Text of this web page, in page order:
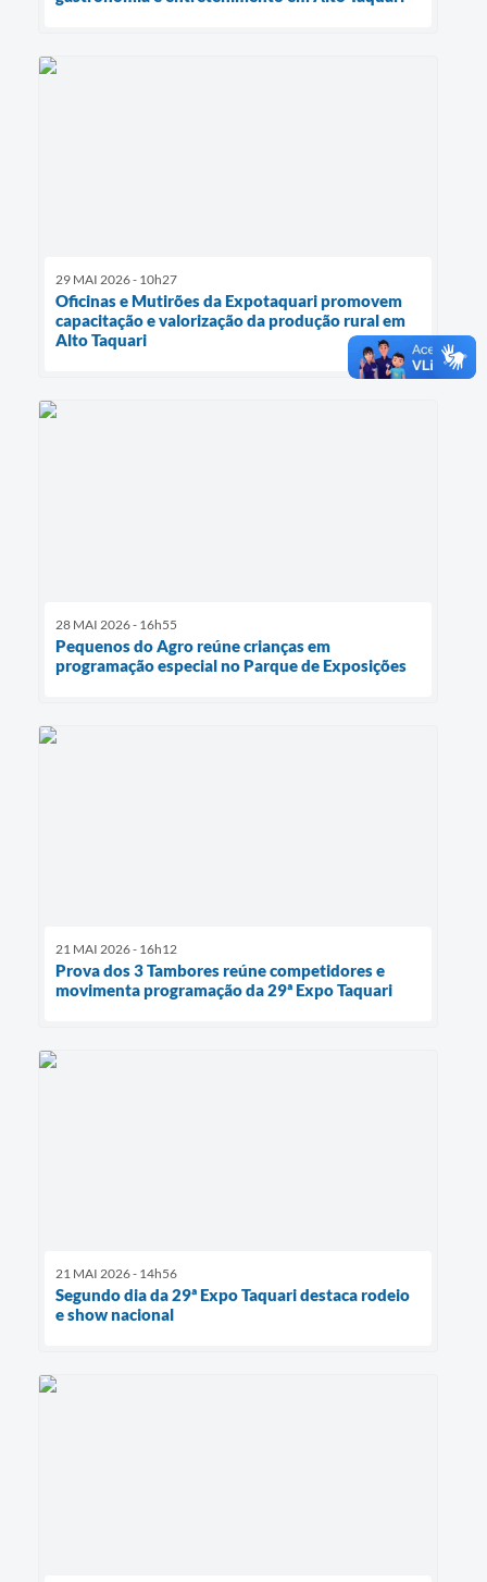
29 MAI 2026 - 10h27
Oficinas e Mutirões da Expotaquari promovem
capacitação e valorização da produção rural em
Alto Taquari
28 MAI 2026 - 16h55
Pequenos do Agro reúne crianças em
programação especial no Parque de Exposições
21 MAI 2026 - 16h12
Prova dos 3 Tambores reúne competidores e
movimenta programação da 29ª Expo Taquari
21 MAI 2026 - 14h56
Segundo dia da 29ª Expo Taquari destaca rodeio
e show nacional